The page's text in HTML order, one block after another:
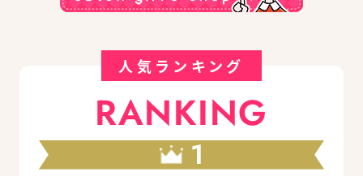
人気ランキング
RANKING
1